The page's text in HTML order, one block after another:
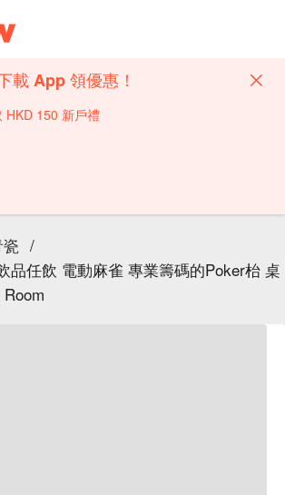
載 App 領優惠！
HKD 150 新戶禮
/
品任飲 電動麻雀 專業籌碼的Poker枱 桌